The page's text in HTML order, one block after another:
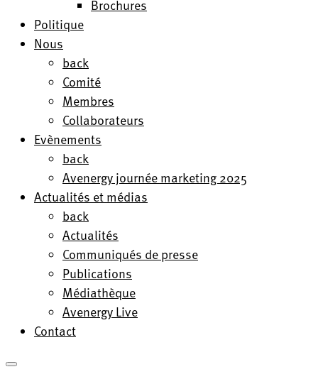
Brochures
Politique
Nous
back
Comité
Membres
Collaborateurs
Evènements
back
Avenergy journée marketing 2025
Actualités et médias
back
Actualités
Communiqués de presse
Publications
Médiathèque
Avenergy Live
Contact